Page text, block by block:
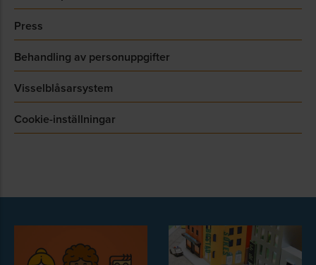
Press
Behandling av personuppgifter
Visselblåsarsystem
Cookie-inställningar